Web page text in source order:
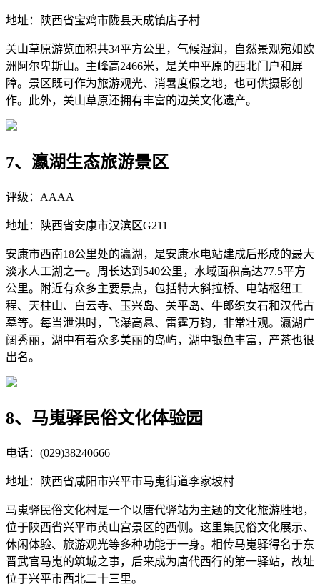
地址：陕西省宝鸡市陇县天成镇店子村
关山草原游览面积共34平方公里，气候湿润，自然景观宛如欧
洲阿尔卑斯山。主峰高2466米，是关中平原的西北门户和屏
障。景区既可作为旅游观光、消暑度假之地，也可供摄影创
作。此外，关山草原还拥有丰富的边关文化遗产。
7、瀛湖生态旅游景区
评级：AAAA
地址：陕西省安康市汉滨区G211
安康市西南18公里处的瀛湖，是安康水电站建成后形成的最大
淡水人工湖之一。周长达到540公里，水域面积高达77.5平方
公里。附近有众多主要景点，包括特大斜拉桥、电站枢纽工
程、天柱山、白云寺、玉兴岛、关平岛、牛郎织女石和汉代古
墓等。每当泄洪时，飞瀑高悬、雷霆万钧，非常壮观。瀛湖广
阔秀丽，湖中有着众多美丽的岛屿，湖中银鱼丰富，产茶也很
出名。
8、马嵬驿民俗文化体验园
电话：(029)38240666
地址：陕西省咸阳市兴平市马嵬街道李家坡村
马嵬驿民俗文化村是一个以唐代驿站为主题的文化旅游胜地，
位于陕西省兴平市黄山宫景区的西侧。这里集民俗文化展示、
休闲体验、旅游观光等多种功能于一身。相传马嵬驿得名于东
晋武官马嵬的筑城之事，后来成为唐代西行的第一驿站，故址
位于兴平市西北二十三里。